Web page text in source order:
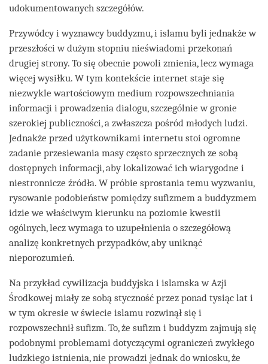
udokumentowanych szczegółów.
Przywódcy i wyznawcy buddyzmu, i islamu byli jednakże w
przeszłości w dużym stopniu nieświadomi przekonań
drugiej strony. To się obecnie powoli zmienia, lecz wymaga
więcej wysiłku. W tym kontekście internet staje się
niezwykle wartościowym medium rozpowszechniania
informacji i prowadzenia dialogu, szczególnie w gronie
szerokiej publiczności, a zwłaszcza pośród młodych ludzi.
Jednakże przed użytkownikami internetu stoi ogromne
zadanie przesiewania masy często sprzecznych ze sobą
dostępnych informacji, aby lokalizować ich wiarygodne i
niestronnicze źródła. W próbie sprostania temu wyzwaniu,
rysowanie podobieństw pomiędzy sufizmem a buddyzmem
idzie we właściwym kierunku na poziomie kwestii
ogólnych, lecz wymaga to uzupełnienia o szczegółową
analizę konkretnych przypadków, aby uniknąć
nieporozumień.
Na przykład cywilizacja buddyjska i islamska w Azji
Środkowej miały ze sobą styczność przez ponad tysiąc lat i
w tym okresie w świecie islamu rozwinął się i
rozpowszechnił sufizm. To, że sufizm i buddyzm zajmują się
podobnymi problemami dotyczącymi ograniczeń zwykłego
ludzkiego istnienia, nie prowadzi jednak do wniosku, że